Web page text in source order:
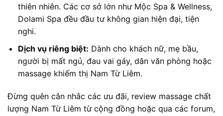
thiên nhiên. Các cơ sở lớn như Mộc Spa & Wellness,
Dolami Spa đều đầu tư không gian hiện đại, tiện
nghi.
Dịch vụ riêng biệt: Dành cho khách nữ, mẹ bầu,
người bị mất ngủ, đau vai gáy, dân văn phòng hoặc
massage khiếm thị Nam Từ Liêm.
Đừng quên cân nhắc các ưu đãi, review massage chất
lượng Nam Từ Liêm từ cộng đồng hoặc qua các forum,